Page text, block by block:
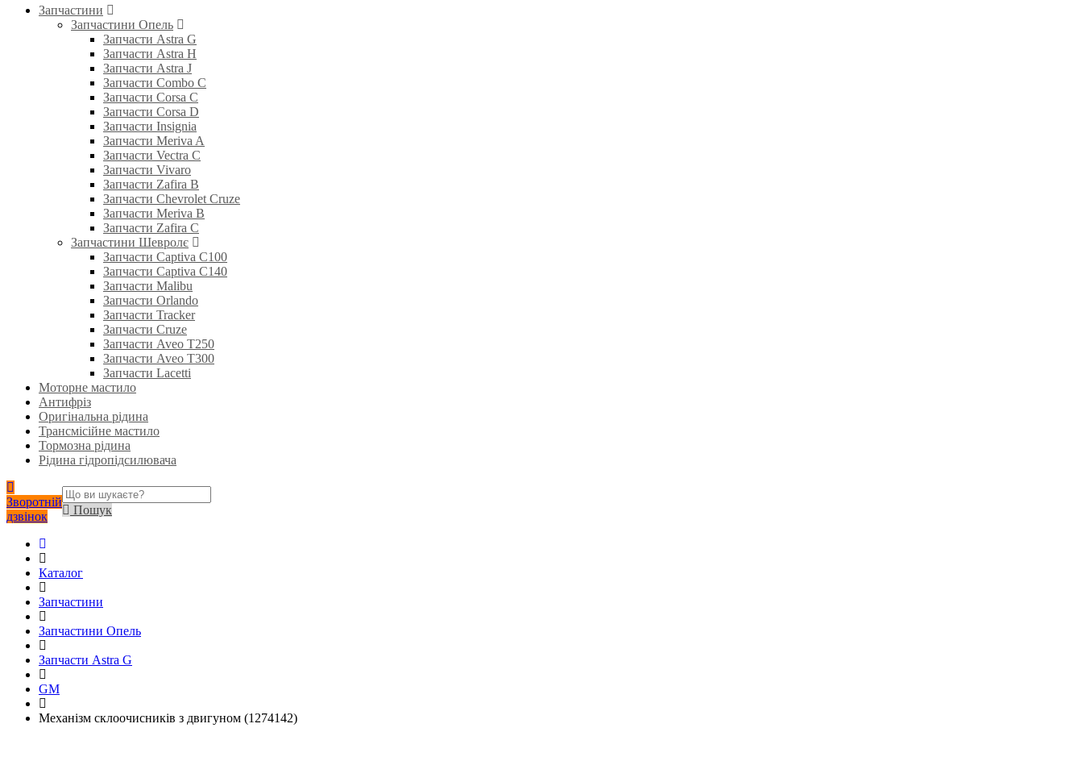
Запчастини
Запчастини Опель
Запчасти Astra G
Запчасти Astra H
Запчасти Astra J
Запчасти Combo C
Запчасти Corsa C
Запчасти Corsa D
Запчасти Insignia
Запчасти Meriva A
Запчасти Vectra C
Запчасти Vivaro
Запчасти Zafira B
Запчасти Chevrolet Cruze
Запчасти Meriva B
Запчасти Zafira C
Запчастини Шевролє
Запчасти Captiva C100
Запчасти Captiva C140
Запчасти Malibu
Запчасти Orlando
Запчасти Tracker
Запчасти Cruze
Запчасти Aveo T250
Запчасти Aveo T300
Запчасти Lacetti
Моторне мастило
Антифріз
Оригінальна рідина
Трансмісійне мастило
Тормозна рідина
Рідина гідропідсилювача
Зворотній
дзвінок
Пошук
Каталог
Запчастини
Запчастини Опель
Запчасти Astra G
GM
Механізм склоочисників з двигуном (1274142)